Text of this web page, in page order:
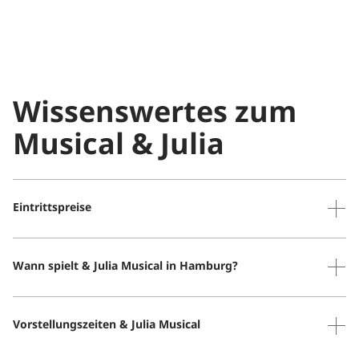
Wissenswertes zum
Musical & Julia
Eintrittspreise
Ermäßigungen für Kinder bis 16 Jahre
Wann spielt & Julia Musical in Hamburg?
Stuttgart.
Vorstellungszeiten & Julia Musical